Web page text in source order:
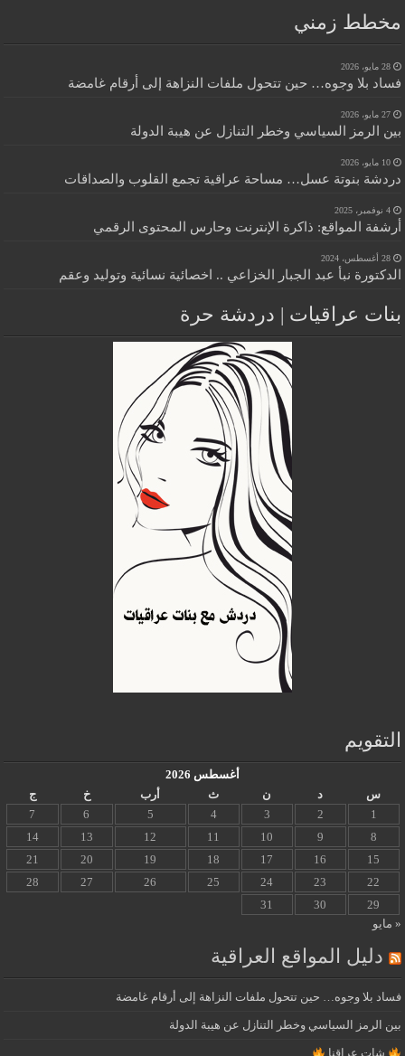
مخطط زمني
28 مايو، 2026
فساد بلا وجوه… حين تتحول ملفات النزاهة إلى أرقام غامضة
27 مايو، 2026
بين الرمز السياسي وخطر التنازل عن هيبة الدولة
10 مايو، 2026
دردشة بنوتة عسل… مساحة عراقية تجمع القلوب والصداقات
4 نوفمبر، 2025
أرشفة المواقع: ذاكرة الإنترنت وحارس المحتوى الرقمي
28 أغسطس، 2024
الدكتورة نبأ عبد الجبار الخزاعي .. اخصائية نسائية وتوليد وعقم
بنات عراقيات | دردشة حرة
التقويم
أغسطس 2026
س
د ن ث أرب خ
ج
1
2
3
4
5
6
7
8
9
10
11
12
13
14
15
16
17
18
19
20
21
22
23
24
25
26
27
28
29
30
31
« مايو
دليل المواقع العراقية
فساد بلا وجوه… حين تتحول ملفات النزاهة إلى أرقام غامضة
بين الرمز السياسي وخطر التنازل عن هيبة الدولة
شات عراقنا